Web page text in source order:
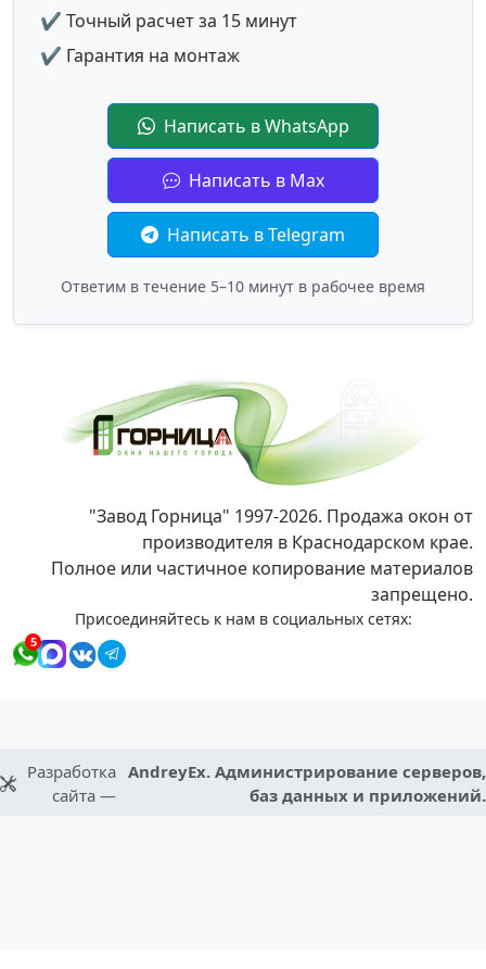
✔ Точный расчет за 15 минут
✔ Гарантия на монтаж
Написать в WhatsApp
Написать в Max
Написать в Telegram
Ответим в течение 5–10 минут в рабочее время
"Завод Горница" 1997-2026. Продажа окон от
производителя в Краснодарском крае.
Полное или частичное копирование материалов
запрещено.
Присоединяйтесь к нам в социальных сетях:
5
Разработка
сайта —
AndreyEx. Администрирование серверов,
баз данных и приложений.